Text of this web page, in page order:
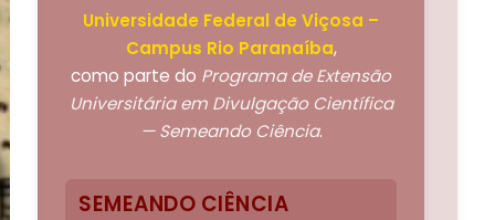
Universidade Federal de Viçosa –
Campus Rio Paranaíba,
como parte do Programa de Extensão
Universitária em Divulgação Científica
— Semeando Ciência.
SEMEANDO CIÊNCIA